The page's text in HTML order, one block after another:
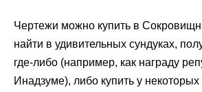
Чертежи можно купить в
найти в удивительных сундуках,
где-либо (например, как награду
Инадзуме), либо купить у некоторых